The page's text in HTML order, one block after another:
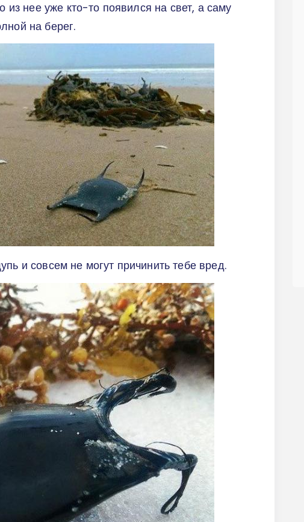
из нее уже кто-то появился на свет, а саму
на берег.
и совсем не могут причинить тебе вред.